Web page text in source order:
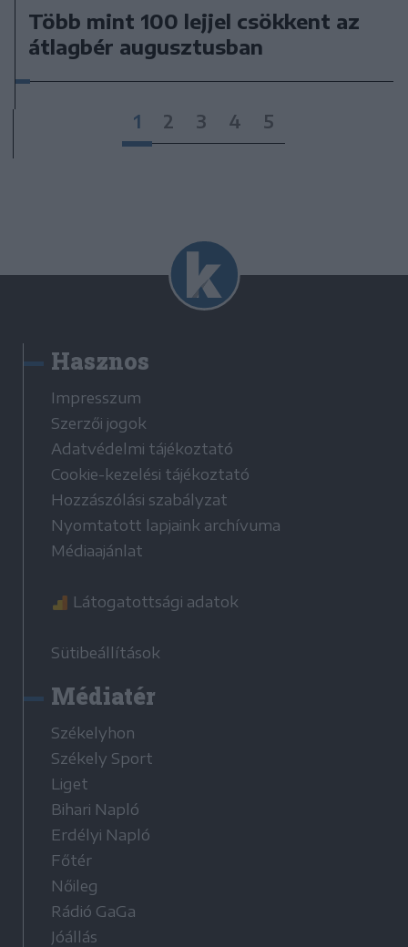
Több mint 100 lejjel csökkent az
átlagbér augusztusban
1 2 3 4 5
Hasznos
Impresszum
Szerzői jogok
Adatvédelmi tájékoztató
Cookie-kezelési tájékoztató
Hozzászólási szabályzat
Nyomtatott lapjaink archívuma
Médiaajánlat
Látogatottsági adatok
Sütibeállítások
Médiatér
Székelyhon
Székely Sport
Liget
Bihari Napló
Erdélyi Napló
Főtér
Nőileg
Rádió GaGa
Jóállás